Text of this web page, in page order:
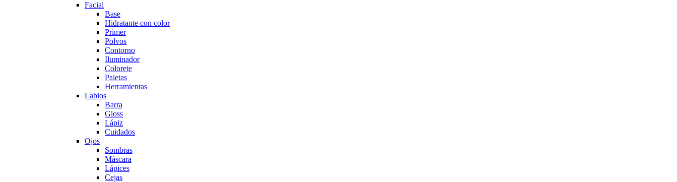
Facial
Base
Hidratante con color
Primer
Polvos
Contorno
Iluminador
Colorete
Paletas
Herramientas
Labios
Barra
Gloss
Lápiz
Cuidados
Ojos
Sombras
Máscara
Lápices
Cejas